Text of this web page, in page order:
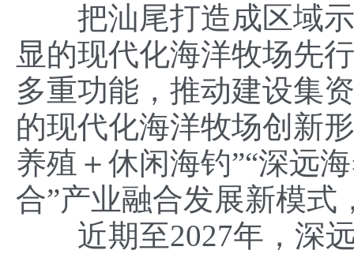
把汕尾打造成区域示
显的现代化海洋牧场先
多重功能，推动建设集
的现代化海洋牧场创新
养殖＋休闲海钓”“深远
合”产业融合发展新模式
近期至2027年，深远